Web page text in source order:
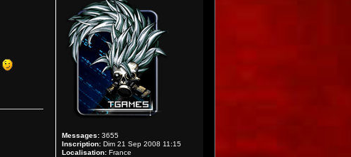
Messages: 3655
Inscription: Dim 21 Sep 2008 11:15
Localisation: France